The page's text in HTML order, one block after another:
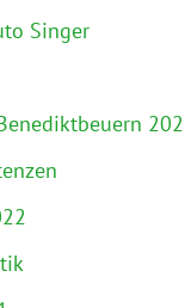
Singer